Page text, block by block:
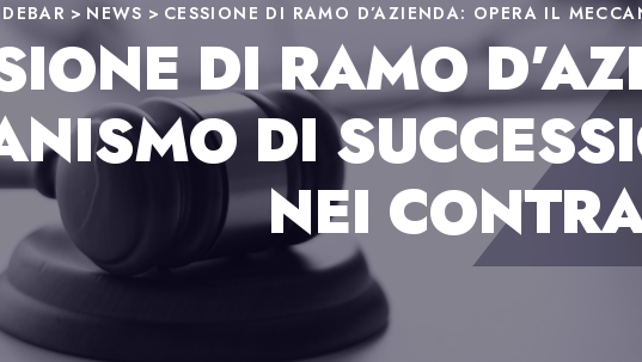
> NEWS > CESSIONE DI RAMO D’AZIENDA: OPERA IL
DI RAMO
DI
NEI